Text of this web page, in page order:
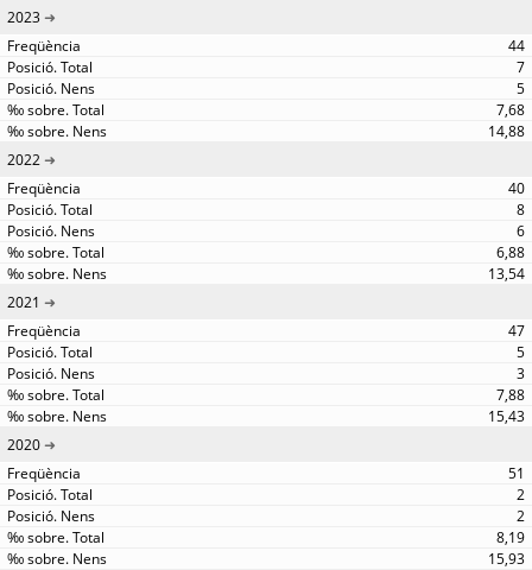
2023
44
7
5
7,68
14,88
2022
40
8
6
6,88
13,54
2021
47
5
3
7,88
15,43
2020
51
2
2
8,19
15,93